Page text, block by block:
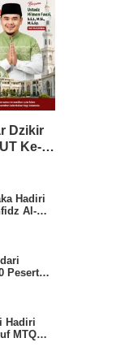
Dzikir
Ke-
Hadiri
Al-
Peserta
Hadiri
MTQ
Beri